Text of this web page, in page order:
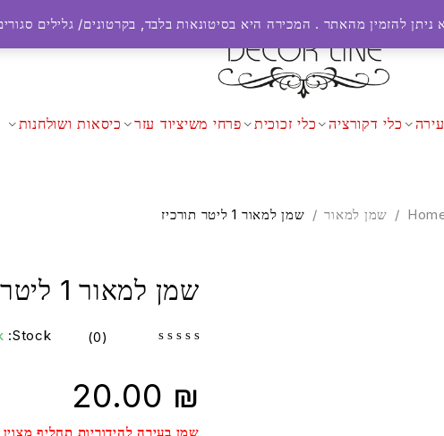
כלי דקורציה כלי זכוכית פרחי משיציוד עזר כיסאות ושולחנות
/ שמן למאור / שמן למאור 1 ליטר תורכיז
שמן למאור 1 ליטר תורכיז
(0)
Stock:
שמן בעירה להידוריות תחליף
20.00 ₪
להזמין מהאתר . המכירה היא בסיטונאות בלבד, בקרטונים/ גלילים